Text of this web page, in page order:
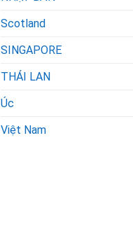
Scotland
SINGAPORE
THÁI LAN
Úc
Việt Nam